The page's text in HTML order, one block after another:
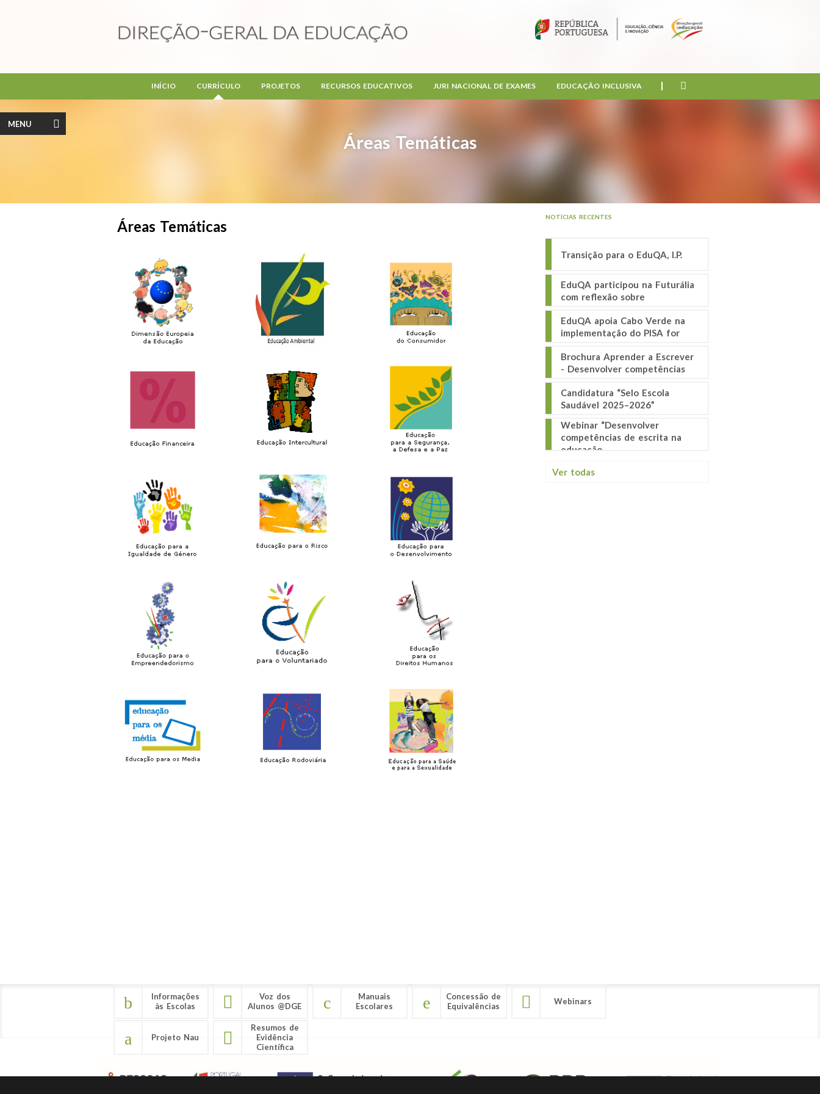
Áreas Temáticas
INÍCIO CURRÍCULO PROJETOS RECURSOS EDUCATIVOS JURI NACIONAL DE EXAMES EDUCAÇÃO INCLUSIVA
Áreas Temáticas
MENU
NOTÍCIAS RECENTES
Transição para o EduQA, I.P.
EduQA participou na Futurália
com reflexão sobre
EduQA apoia Cabo Verde na
implementação do PISA for
Brochura Aprender a Escrever
- Desenvolver competências
Candidatura “Selo Escola
Saudável 2025–2026”
Webinar “Desenvolver
competências de escrita na
educação
Ver todas
Informações
às Escolas
Voz dos
Alunos @DGE
Manuais
Escolares
Concessão de
Equivalências
Webinars
Projeto Nau
Resumos de
Evidência
Científica